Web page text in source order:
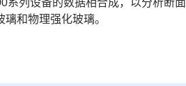
系列设备的数据相合成，以分析断
和物理强化玻璃。